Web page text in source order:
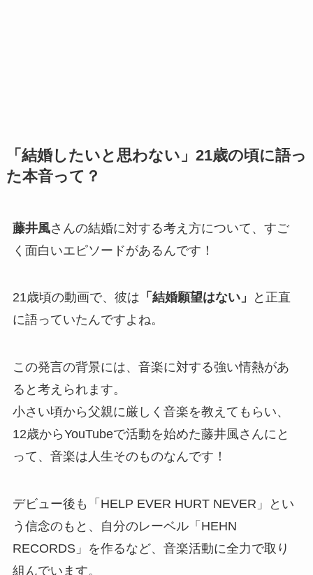
「結婚したいと思わない」21歳の頃に語っ
た本音って？
藤井風さんの結婚に対する考え方について、すご
く面白いエピソードがあるんです！
21歳頃の動画で、彼は 「結婚願望はない」
と正直
に語っていたんですよね。
この発言の背景には、音楽に対する強い情熱があ
ると考えられます。
小さい頃から父親に厳しく音楽を教えてもらい、
12歳からYouTubeで活動を始めた藤井風さんにと
って、音楽は人生そのものなんです！
デビュー後も「HELP EVER HURT NEVER」とい
う信念のもと、自分のレーベル「HEHN
RECORDS」を作るなど、音楽活動に全力で取り
組んでいます。